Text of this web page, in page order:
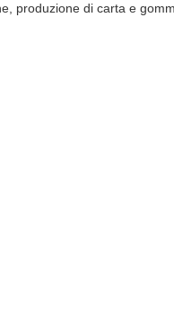
produzione di carta e